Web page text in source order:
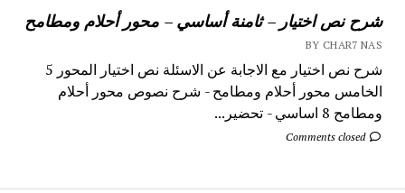
شرح نص اختيار – ثامنة أساسي – محور أحلام ومطامح
BY CHAR7 NAS
شرح نص اختيار مع الاجابة عن الاسئلة نص اختيار المحور 5
الخامس محور أحلام ومطامح - شرح نصوص محور أحلام
ومطامح 8 اساسي - تحضير...
Comments closed